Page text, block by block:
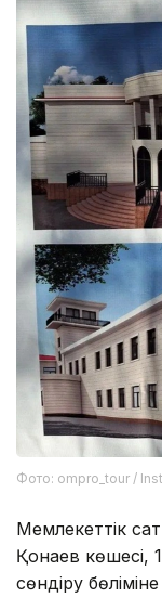
Фото: ompro_tour /
Мемлекеттік
Қонаев көшесі,
сөндіру